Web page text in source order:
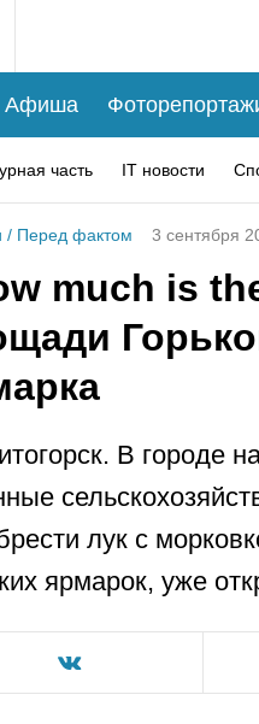
Афиша
часть IT новости
/ Перед фактом 3 сентября
much is
В городе
лук с
ярмарок, уже